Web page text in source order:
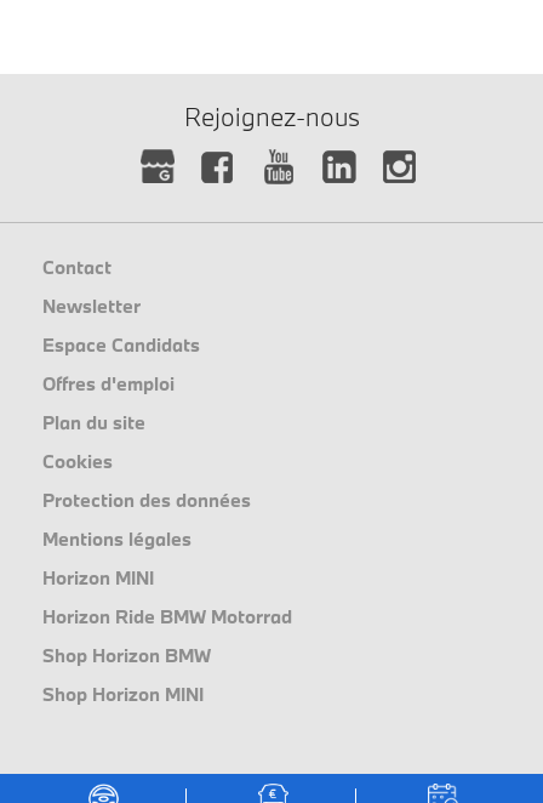
Rejoignez-nous
Contact
Newsletter
Espace Candidats
Offres d'emploi
Plan du site
Cookies
Protection des données
Mentions légales
Horizon MINI
Horizon Ride BMW Motorrad
Shop Horizon BMW
Shop Horizon MINI